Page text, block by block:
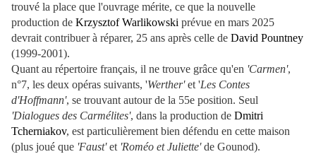
trouvé la place que l'ouvrage mérite, ce que la nouvelle
production de Krzysztof Warlikowski prévue en mars 2025
devrait contribuer à réparer, 25 ans après celle de David Pountney
(1999-2001).
Quant au répertoire français, il ne trouve grâce qu'en 'Carmen',
n°7, les deux opéras suivants, 'Werther'et 'Les Contes
d'Hoffmann', se trouvant autour de la 55e position. Seul
'Dialogues des Carmélites', dans la production de Dmitri
Tcherniakov, est particulièrement bien défendu en cette maison
(plus joué que 'Faust'et 'Roméo et Juliette'de Gounod).